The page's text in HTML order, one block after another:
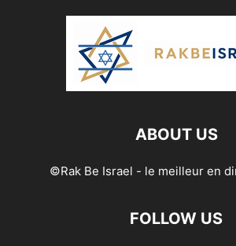
ABOUT US
©Rak Be Israel - le meilleur en
FOLLOW US